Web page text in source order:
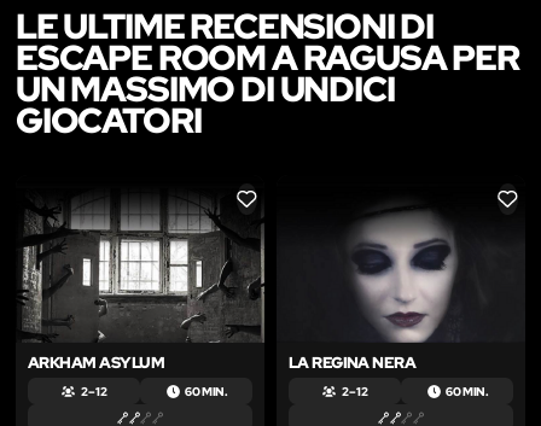
LE ULTIME RECENSIONI DI
ESCAPE ROOM A RAGUSA PER
UN MASSIMO DI UNDICI
GIOCATORI
LIKE
ARKHAM ASYLUM
2 – 12 60 MIN.
LIKE
LA REGINA NERA
2 – 12 60 MIN.